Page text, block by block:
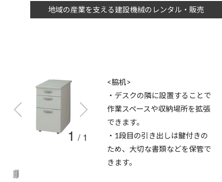
地域の産業を支える建設機械のレンタル・販売
1 / 1
<脇机>
・デスクの隣に設置することで
作業スペースや収納場所を拡張
できます。
・1段目の引き出しは鍵付きの
ため、大切な書類などを保管で
きます。